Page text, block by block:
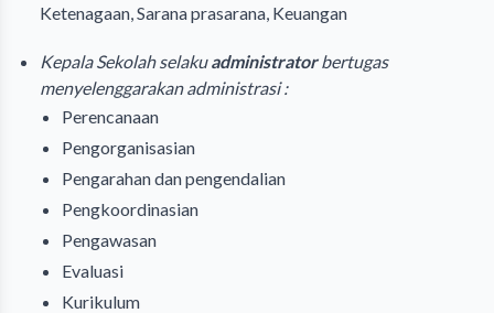
Ketenagaan, Sarana prasarana, Keuangan
Kepala Sekolah selakuadministratorbertugas
menyelenggarakan administrasi :
Perencanaan
Pengorganisasian
Pengarahan dan pengendalian
Pengkoordinasian
Pengawasan
Evaluasi
Kurikulum